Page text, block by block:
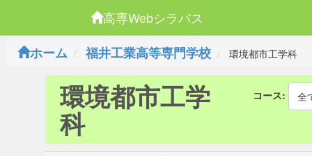
高専Webシラバス
ホーム
福井工業高等専門学校 環境都市工学科
環境都市工学
科
コース: 全